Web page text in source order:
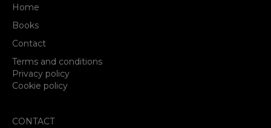
Home
Books
Contact
Terms and conditions
Privacy policy
Cookie policy
CONTACT